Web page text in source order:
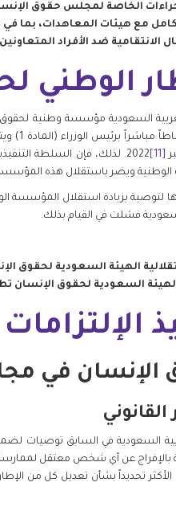
الخاصة لمجلس حقوق
مع هيئات المعاهدات، بما في
الانتقامية ضد الأفراد
السعودية مؤسسة وطنية لحقوق الإنسان
[11]
2022. لذلك، فإن السلطة
ويضر باستقلال هذه
لتوصية بزيادة استقلال المؤسسة
فشلت في القيام بذلك.
الهيئة السعودية لحقوق
السعودية لحقوق الإنسان
السعودية في السابق توصيات
بالإفراج عن أي شخص معتقل
تحديداً بشأن تعديل كل من